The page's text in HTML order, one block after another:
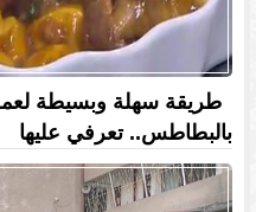
طريقة سهلة وبسيطة
بالبطاطس.. تعرفي عليها